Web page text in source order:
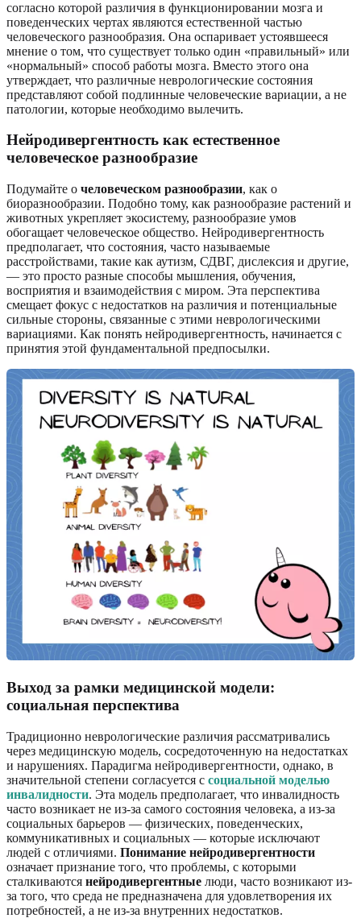
согласно которой различия в функционировании мозга и
поведенческих чертах являются естественной частью
человеческого разнообразия. Она оспаривает устоявшееся
мнение о том, что существует только один «правильный» или
«нормальный» способ работы мозга. Вместо этого она
утверждает, что различные неврологические состояния
представляют собой подлинные человеческие вариации, а не
патологии, которые необходимо вылечить.
Нейродивергентность как естественное
человеческое разнообразие
Подумайте о человеческом разнообразии, как о
биоразнообразии. Подобно тому, как разнообразие растений и
животных укрепляет экосистему, разнообразие умов
обогащает человеческое общество. Нейродивергентность
предполагает, что состояния, часто называемые
расстройствами, такие как аутизм, СДВГ, дислексия и другие,
— это просто разные способы мышления, обучения,
восприятия и взаимодействия с миром. Эта перспектива
смещает фокус с недостатков на различия и потенциальные
сильные стороны, связанные с этими неврологическими
вариациями. Как понять нейродивергентность, начинается с
принятия этой фундаментальной предпосылки.
Выход за рамки медицинской модели:
социальная перспектива
Традиционно неврологические различия рассматривались
через медицинскую модель, сосредоточенную на недостатках
и нарушениях. Парадигма нейродивергентности, однако, в
значительной степени согласуется с социальной моделью
инвалидности. Эта модель предполагает, что инвалидность
часто возникает не из-за самого состояния человека, а из-за
социальных барьеров — физических, поведенческих,
коммуникативных и социальных — которые исключают
людей с отличиями. Понимание нейродивергентности
означает признание того, что проблемы, с которыми
сталкиваются нейродивергентные люди, часто возникают из-
за того, что среда не предназначена для удовлетворения их
потребностей, а не из-за внутренних недостатков.